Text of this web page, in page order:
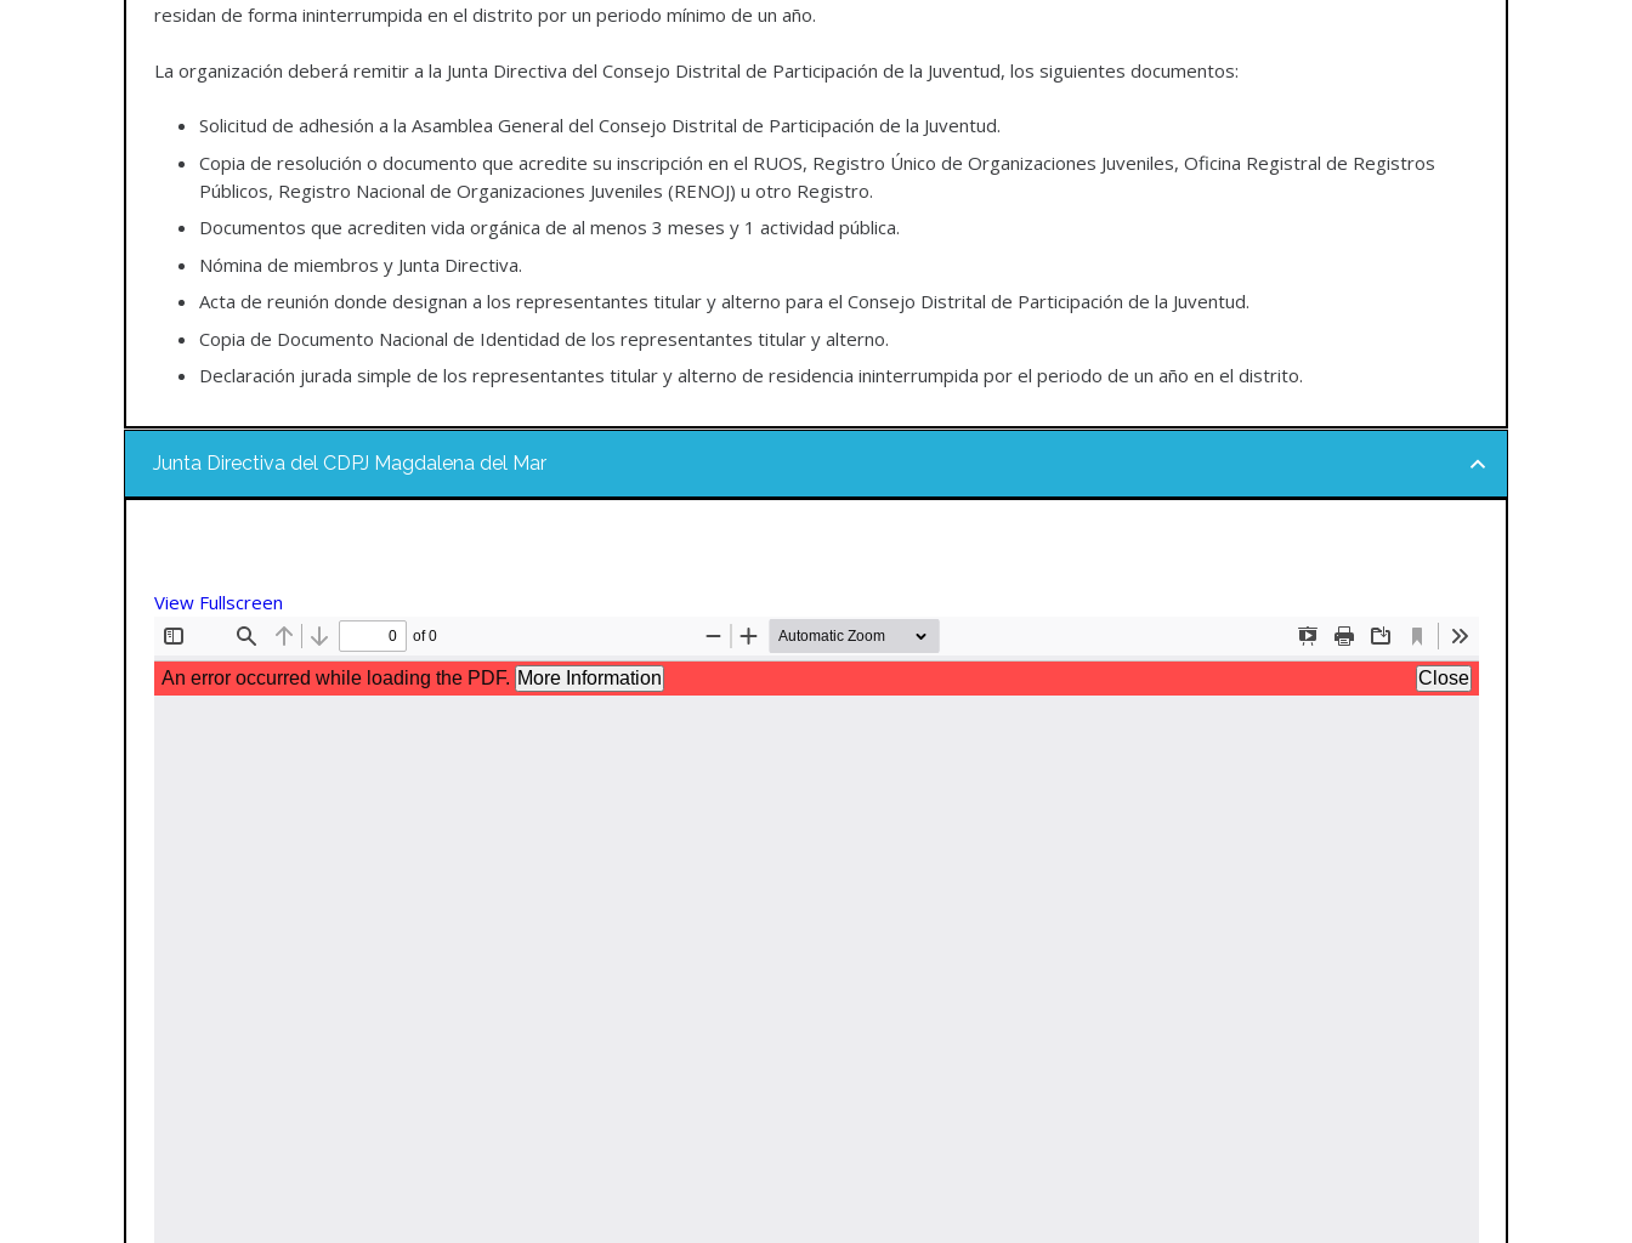
residan de forma ininterrumpida en el distrito por un periodo mínimo de un año.
La organización deberá remitir a la Junta Directiva del Consejo Distrital de Participación de la Juventud, los siguientes documentos:
Solicitud de adhesión a la Asamblea General del Consejo Distrital de Participación de la Juventud.
Copia de resolución o documento que acredite su inscripción en el RUOS, Registro Único de Organizaciones Juveniles, Oficina Registral de Registros
Públicos, Registro Nacional de Organizaciones Juveniles (RENOJ) u otro Registro.
Documentos que acrediten vida orgánica de al menos 3 meses y 1 actividad pública.
Nómina de miembros y Junta Directiva.
Acta de reunión donde designan a los representantes titular y alterno para el Consejo Distrital de Participación de la Juventud.
Copia de Documento Nacional de Identidad de los representantes titular y alterno.
Declaración jurada simple de los representantes titular y alterno de residencia ininterrumpida por el periodo de un año en el distrito.
Junta Directiva del CDPJ Magdalena del Mar
View Fullscreen